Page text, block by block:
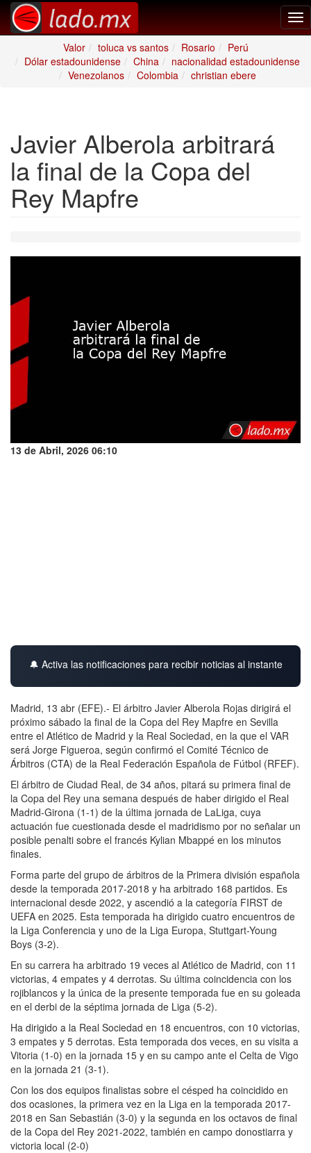
Valor
toluca vs santos Rosario
Perú
Dólar estadounidense
China
nacionalidad estadounidense
Venezolanos
Colombia christian ebere
Javier Alberola arbitrará
la final de la Copa del
Rey Mapfre
13 de Abril, 2026 06:10
🔔 Activa las notificaciones para recibir noticias al instante
Madrid, 13 abr (EFE).- El árbitro Javier Alberola Rojas dirigirá el
próximo sábado la final de la Copa del Rey Mapfre en Sevilla
entre el Atlético de Madrid y la Real Sociedad, en la que el VAR
será Jorge Figueroa, según confirmó el Comité Técnico de
Árbitros (CTA) de la Real Federación Española de Fútbol (RFEF).
El árbitro de Ciudad Real, de 34 años, pitará su primera final de
la Copa del Rey una semana después de haber dirigido el Real
Madrid-Girona (1-1) de la última jornada de LaLiga, cuya
actuación fue cuestionada desde el madridismo por no señalar un
posible penalti sobre el francés Kylian Mbappé en los minutos
finales.
Forma parte del grupo de árbitros de la Primera división española
desde la temporada 2017-2018 y ha arbitrado 168 partidos. Es
internacional desde 2022, y ascendió a la categoría FIRST de
UEFA en 2025. Esta temporada ha dirigido cuatro encuentros de
la Liga Conferencia y uno de la Liga Europa, Stuttgart-Young
Boys (3-2).
En su carrera ha arbitrado 19 veces al Atlético de Madrid, con 11
victorias, 4 empates y 4 derrotas. Su última coincidencia con los
rojiblancos y la única de la presente temporada fue en su goleada
en el derbi de la séptima jornada de Liga (5-2).
Ha dirigido a la Real Sociedad en 18 encuentros, con 10 victorias,
3 empates y 5 derrotas. Esta temporada dos veces, en su visita a
Vitoria (1-0) en la jornada 15 y en su campo ante el Celta de Vigo
en la jornada 21 (3-1).
Con los dos equipos finalistas sobre el césped ha coincidido en
dos ocasiones, la primera vez en la Liga en la temporada 2017-
2018 en San Sebastián (3-0) y la segunda en los octavos de final
de la Copa del Rey 2021-2022, también en campo donostiarra y
victoria local (2-0)